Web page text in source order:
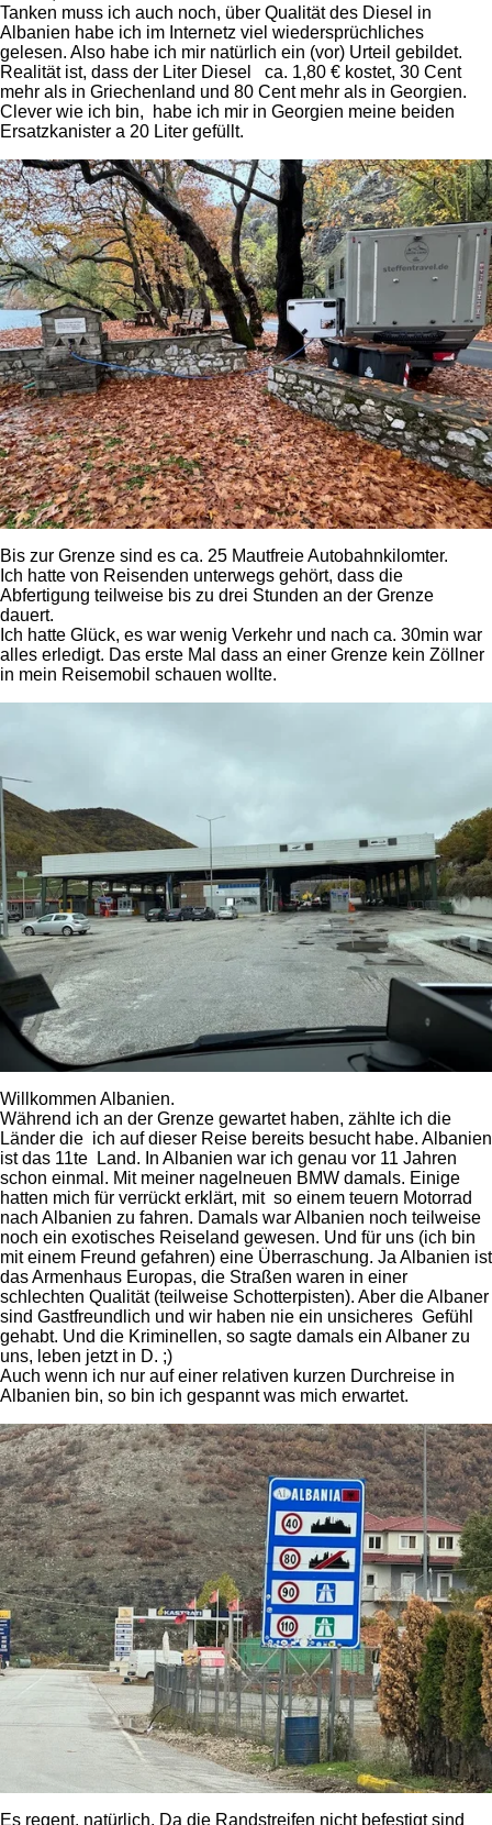
Tanken muss ich auch noch, über Qualität des Diesel in
Albanien habe ich im Internetz viel wiedersprüchliches
gelesen. Also habe ich mir natürlich ein (vor) Urteil gebildet.
Realität ist, dass der Liter Diesel ca. 1,80 € kostet, 30 Cent
mehr als in Griechenland und 80 Cent mehr als in Georgien.
Clever wie ich bin, habe ich mir in Georgien meine beiden
Ersatzkanister a 20 Liter gefüllt.
Bis zur Grenze sind es ca. 25 Mautfreie Autobahnkilomter.
Ich hatte von Reisenden unterwegs gehört, dass die
Abfertigung teilweise bis zu drei Stunden an der Grenze
dauert.
Ich hatte Glück, es war wenig Verkehr und nach ca. 30min war
alles erledigt. Das erste Mal dass an einer Grenze kein Zöllner
in mein Reisemobil schauen wollte.
Willkommen Albanien.
Während ich an der Grenze gewartet haben, zählte ich die
Länder die ich auf dieser Reise bereits besucht habe. Albanien
ist das 11te Land. In Albanien war ich genau vor 11 Jahren
schon einmal. Mit meiner nagelneuen BMW damals. Einige
hatten mich für verrückt erklärt, mit so einem teuern Motorrad
nach Albanien zu fahren. Damals war Albanien noch teilweise
noch ein exotisches Reiseland gewesen. Und für uns (ich bin
mit einem Freund gefahren) eine Überraschung. Ja Albanien ist
das Armenhaus Europas, die Straßen waren in einer
schlechten Qualität (teilweise Schotterpisten). Aber die Albaner
sind Gastfreundlich und wir haben nie ein unsicheres Gefühl
gehabt. Und die Kriminellen, so sagte damals ein Albaner zu
uns, leben jetzt in D. ;)
Auch wenn ich nur auf einer relativen kurzen Durchreise in
Albanien bin, so bin ich gespannt was mich erwartet.
Es regent, natürlich. Da die Randstreifen nicht befestigt sind